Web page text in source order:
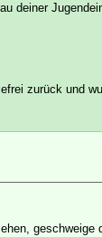
deiner
zurück und
geschweige